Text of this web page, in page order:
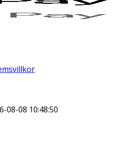
08-08 10:48:50